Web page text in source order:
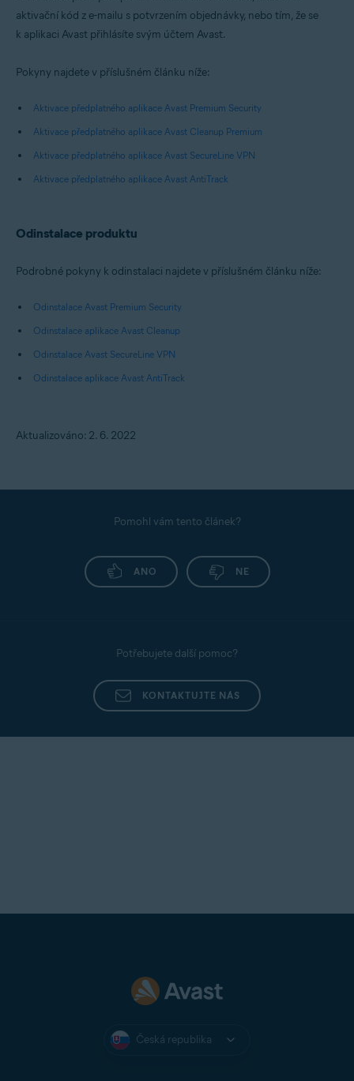
aktivační kód z e-mailu s potvrzením objednávky, nebo tím, že se
k aplikaci Avast přihlásíte svým účtem Avast.
Pokyny najdete v příslušném článku níže:
Aktivace předplatného aplikace Avast Premium Security
Aktivace předplatného aplikace Avast Cleanup Premium
Aktivace předplatného aplikace Avast SecureLine VPN
Aktivace předplatného aplikace Avast AntiTrack
Odinstalace produktu
Podrobné pokyny k odinstalaci najdete v příslušném článku níže:
Odinstalace Avast Premium Security
Odinstalace aplikace Avast Cleanup
Odinstalace Avast SecureLine VPN
Odinstalace aplikace Avast AntiTrack
Aktualizováno: 2. 6. 2022
Pomohl vám tento článek?
ANO NE
Potřebujete další pomoc?
KONTAKTUJTE NÁS
Česká republika